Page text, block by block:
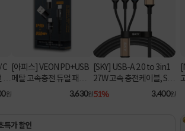
C
케
원
[아피스] VEON PD+USB
메탈 고속충전 듀얼 패브릭
8핀 케이블
3,630원
[SKY] USB-A 2.0 to 3in1
27W 고속 충전케이블, SK
Y-A2-3IN1 [블랙/2m]
51% 3,400원
특가 할인